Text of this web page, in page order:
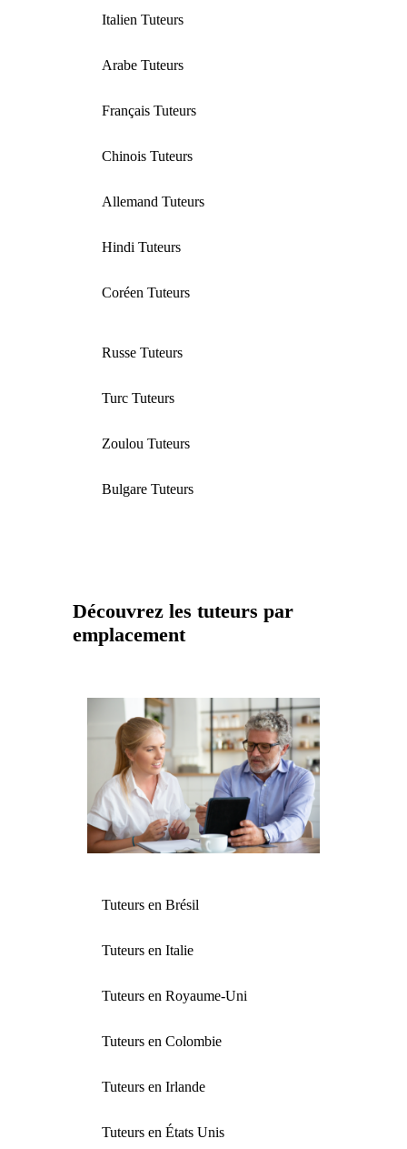
Italien Tuteurs
Arabe Tuteurs
Français Tuteurs
Chinois Tuteurs
Allemand Tuteurs
Hindi Tuteurs
Coréen Tuteurs
Russe Tuteurs
Turc Tuteurs
Zoulou Tuteurs
Bulgare Tuteurs
Découvrez les tuteurs par
emplacement
Tuteurs en Brésil
Tuteurs en Italie
Tuteurs en Royaume-Uni
Tuteurs en Colombie
Tuteurs en Irlande
Tuteurs en États Unis